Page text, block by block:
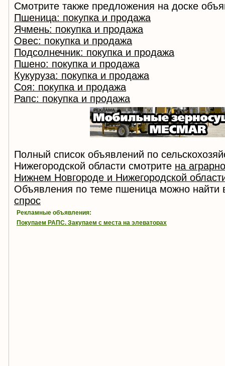
Смотрите также предложения на доске
Пшеница: покупка и продажа
Ячмень: покупка и продажа
Овес: покупка и продажа
Подсолнечник: покупка и продажа
Пшено: покупка и продажа
Кукуруза: покупка и продажа
Соя: покупка и продажа
Рапс: покупка и продажа
Полный список объявлений по
Нижегородской области смотрите на
Нижнем Новгороде и Нижегородской
Объявления по теме пшеница можно найти
спрос
Рекламные объявления:
Покупаем РАПС. Закупаем с места на элеваторах